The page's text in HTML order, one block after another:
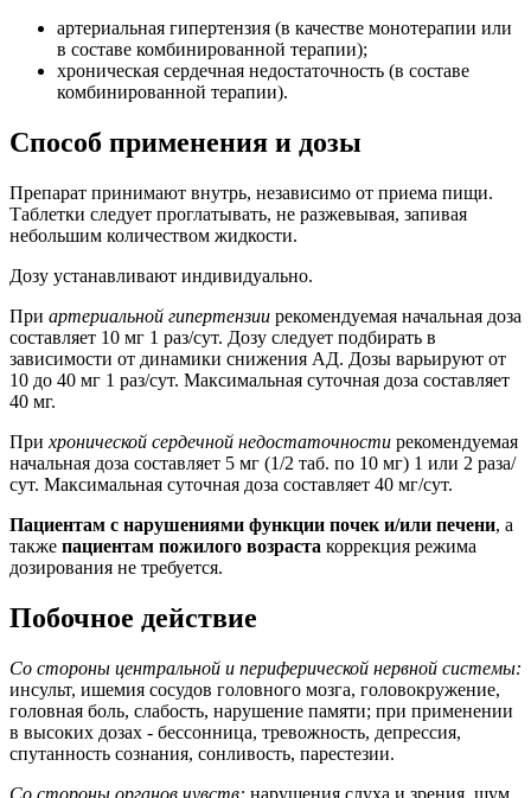
артериальная гипертензия (в качестве монотерапии или
в составе комбинированной терапии);
хроническая сердечная недостаточность (в составе
комбинированной терапии).
Способ применения и дозы
Препарат принимают внутрь, независимо от приема пищи.
Таблетки следует проглатывать, не разжевывая, запивая
небольшим количеством жидкости.
Дозу устанавливают индивидуально.
При артериальной гипертензии рекомендуемая начальная доза
составляет 10 мг 1 раз/сут. Дозу следует подбирать в
зависимости от динамики снижения АД. Дозы варьируют от
10 до 40 мг 1 раз/сут. Максимальная суточная доза составляет
40 мг.
При хронической сердечной недостаточности рекомендуемая
начальная доза составляет 5 мг (1/2 таб. по 10 мг) 1 или 2 раза/
сут. Максимальная суточная доза составляет 40 мг/сут.
Пациентам с нарушениями функции почек и/или печени, а
также пациентам пожилого возраста коррекция режима
дозирования не требуется.
Побочное действие
Со стороны центральной и периферической нервной системы:
инсульт, ишемия сосудов головного мозга, головокружение,
головная боль, слабость, нарушение памяти; при применении
в высоких дозах - бессонница, тревожность, депрессия,
спутанность сознания, сонливость, парестезии.
Со стороны органов чувств: нарушения слуха и зрения, шум